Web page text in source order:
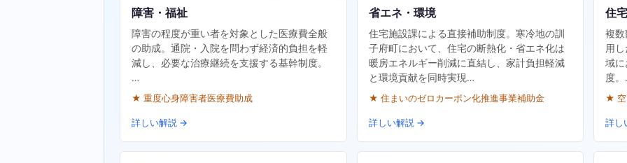
障害・福祉
障害の程度が重い者を対象とした医療費全般
の助成。通院・入院を問わず経済的負担を軽
減し、必要な治療継続を支援する基幹制度。
…
★ 重度心身障害者医療費助成
詳しい解説 →
省エネ・環境
住宅施設課による直接補助制度。寒冷地の訓
子府町において、住宅の断熱化・省エネ化は
暖房エネルギー削減に直結し、家計負担軽減
と環境貢献を同時実現…
★ 住まいのゼロカーボン化推進事業補助金
詳しい解説 →
住
複数
用
域に
度
★ 空
詳し